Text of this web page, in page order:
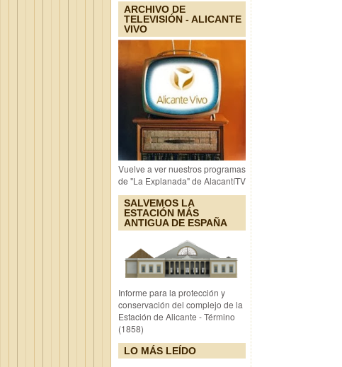
ARCHIVO DE
TELEVISIÓN - ALICANTE
VIVO
Vuelve a ver nuestros programas
de "La Explanada" de AlacantíTV
SALVEMOS LA
ESTACIÓN MÁS
ANTIGUA DE ESPAÑA
Informe para la protección y
conservación del complejo de la
Estación de Alicante - Término
(1858)
LO MÁS LEÍDO